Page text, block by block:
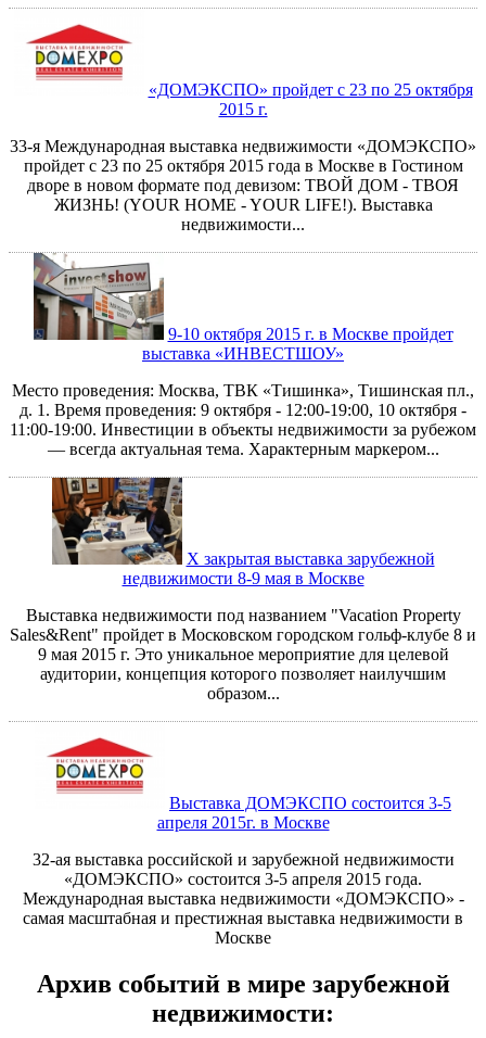
«ДОМЭКСПО» пройдет с 23 по 25 октября
2015 г.
33-я Международная выставка недвижимости «ДОМЭКСПО»
пройдет с 23 по 25 октября 2015 года в Москве в Гостином
дворе в новом формате под девизом: ТВОЙ ДОМ - ТВОЯ
ЖИЗНЬ! (YOUR HOME - YOUR LIFE!). Выставка
недвижимости...
9-10 октября 2015 г. в Москве пройдет
выставка «ИНВЕСТШОУ»
Место проведения: Москва, ТВК «Тишинка», Тишинская пл.,
д. 1. Время проведения: 9 октября - 12:00-19:00, 10 октября -
11:00-19:00. Инвестиции в объекты недвижимости за рубежом
— всегда актуальная тема. Характерным маркером...
X закрытая выставка зарубежной
недвижимости 8-9 мая в Москве
​Выставка недвижимости под названием "Vacation Property
Sales&Rent" пройдет в Московском городском гольф-клубе 8 и
9 мая 2015 г. Это уникальное мероприятие для целевой
аудитории, концепция которого позволяет наилучшим
образом...
Выставка ДОМЭКСПО состоится 3-5
апреля 2015г. в Москве
32-ая выставка российской и зарубежной недвижимости
«ДОМЭКСПО» состоится 3-5 апреля 2015 года.
Международная выставка недвижимости «ДОМЭКСПО» -
самая масштабная и престижная выставка недвижимости в
Москве
Архив событий в мире зарубежной
недвижимости: